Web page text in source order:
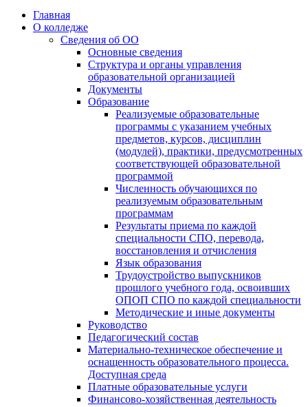
Главная
О колледже
Сведения об ОО
Основные сведения
Структура и органы управления
образовательной организацией
Документы
Образование
Реализуемые образовательные
программы с указанием учебных
предметов, курсов, дисциплин
(модулей), практики, предусмотренных
соответствующей образовательной
программой
Численность обучающихся по
реализуемым образовательным
программам
Результаты приема по каждой
специальности СПО, перевода,
восстановления и отчисления
Язык образования
Трудоустройство выпускников
прошлого учебного года, освоивших
ОПОП СПО по каждой специальности
Методические и иные документы
Руководство
Педагогический состав
Материально-техническое обеспечение и
оснащенность образовательного процесса.
Доступная среда
Платные образовательные услуги
Финансово-хозяйственная деятельность